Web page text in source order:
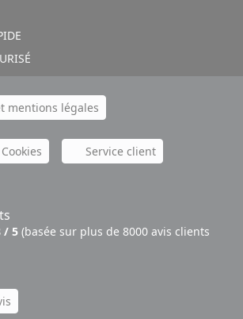
mentions légales
Service client
/ 5 (basée sur plus de 8000 avis clients